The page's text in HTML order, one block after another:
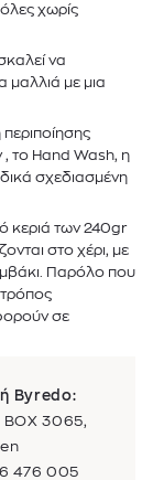
όλες χωρίς
να
μαλλιά με μια
, το Hand Wash, η
σχεδιασμένη
κεριά των 240gr
στο χέρι, με
Παρόλο που
σε
Byredo:
BOX 3065,
476 005